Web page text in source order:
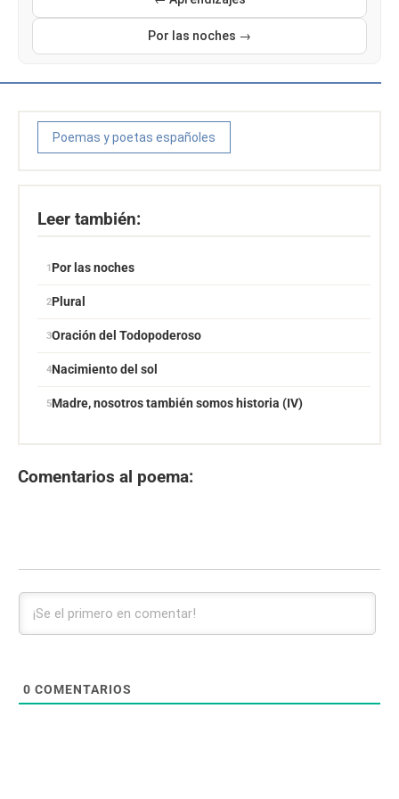
Por las noches →
Poemas y poetas españoles
Leer también:
Por las noches
Plural
Oración del Todopoderoso
Nacimiento del sol
Madre, nosotros también somos historia (IV)
Comentarios al poema:
0 COMENTARIOS